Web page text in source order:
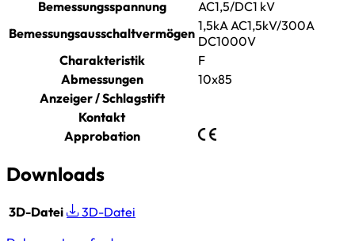
Bemessungsspannung
AC1,5/DC1 kV
Bemessungsausschaltvermögen 1,5kA AC1,5kV/300A
DC1000V
Charakteristik
F
Abmessungen
10x85
Anzeiger / Schlagstift
Kontakt
Approbation
Downloads
3D-Datei
3D-Datei